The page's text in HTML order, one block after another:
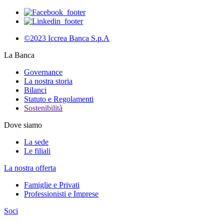
©2023 Iccrea Banca S.p.A
La Banca
Governance
La nostra storia
Bilanci
Statuto e Regolamenti
Sostenibilità
Dove siamo
La sede
Le filiali
La nostra offerta
Famiglie e Privati
Professionisti e Imprese
Soci